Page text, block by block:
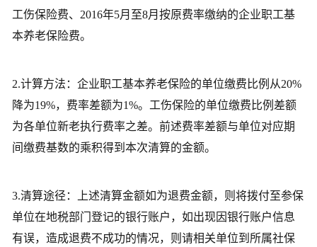
工伤保险费、2016年5月至8月按原费率缴纳的企业职工基
本养老保险费。
2.计算方法：企业职工基本养老保险的单位缴费比例从20%
降为19%，费率差额为1%。工伤保险的单位缴费比例差额
为各单位新老执行费率之差。前述费率差额与单位对应期
间缴费基数的乘积得到本次清算的金额。
3.清算途径：上述清算金额如为退费金额，则将拨付至参保
单位在地税部门登记的银行账户，如出现因银行账户信息
有误，造成退费不成功的情况，则请相关单位到所属社保